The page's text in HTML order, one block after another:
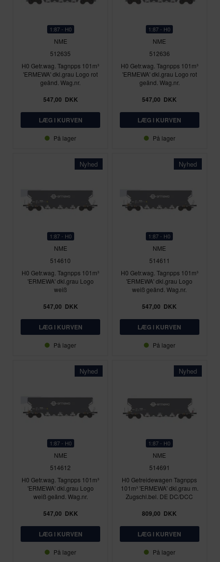
1:87 - H0
NME
512635
H0 Getr.wag. Tagnpps 101m³
'ERMEWA' dkl.grau Logo rot
geänd. Wag.nr.
547,00 DKK
På lager
1:87 - H0
NME
512636
H0 Getr.wag. Tagnpps 101m³
'ERMEWA' dkl.grau Logo rot
geänd. Wag.nr.
547,00 DKK
På lager
Nyhed
1:87 - H0
NME
514610
H0 Getr.wag. Tagnpps 101m³
'ERMEWA' dkl.grau Logo
weiß
547,00 DKK
På lager
Nyhed
1:87 - H0
NME
514611
H0 Getr.wag. Tagnpps 101m³
'ERMEWA' dkl.grau Logo
weiß geänd. Wag.nr.
547,00 DKK
På lager
Nyhed
1:87 - H0
NME
514612
H0 Getr.wag. Tagnpps 101m³
'ERMEWA' dkl.grau Logo
weiß geänd. Wag.nr.
547,00 DKK
På lager
Nyhed
1:87 - H0
NME
514691
H0 Getreidewagen Tagnpps
101m³ 'ERMEWA' dkl.grau m.
Zugschl.bel. DE DC/DCC
809,00 DKK
På lager